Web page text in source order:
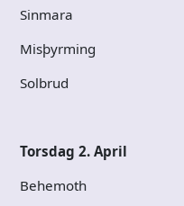
Sinmara
Misþyrming
Solbrud
Torsdag 2. April
Behemoth